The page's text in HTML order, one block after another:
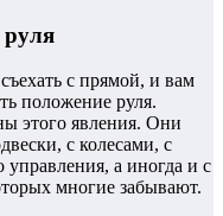
с прямой, и вам
положение руля.
этого явления. Они
с колесами, с
управления, а иногда и с
многие забывают.